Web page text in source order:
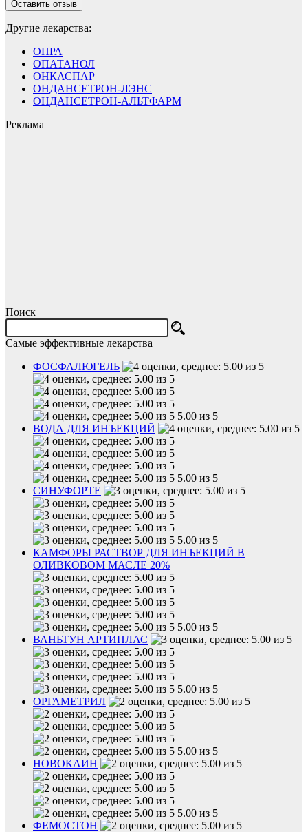
Другие лекарства:
ОПРА
ОПАТАНОЛ
ОНКАСПАР
ОНДАНСЕТРОН-ЛЭНС
ОНДАНСЕТРОН-АЛЬТФАРМ
Реклама
Поиск
Самые эффективные лекарства
ФОСФАЛЮГЕЛЬ
5.00 из 5
ВОДА ДЛЯ ИНЪЕКЦИЙ
5.00 из 5
СИНУФОРТЕ
5.00 из 5
КАМФОРЫ РАСТВОР ДЛЯ ИНЪЕКЦИЙ В
ОЛИВКОВОМ МАСЛЕ 20%
5.00 из 5
ВАНЬТУН АРТИПЛАС
5.00 из 5
ОРГАМЕТРИЛ
5.00 из 5
НОВОКАИН
5.00 из 5
ФЕМОСТОН